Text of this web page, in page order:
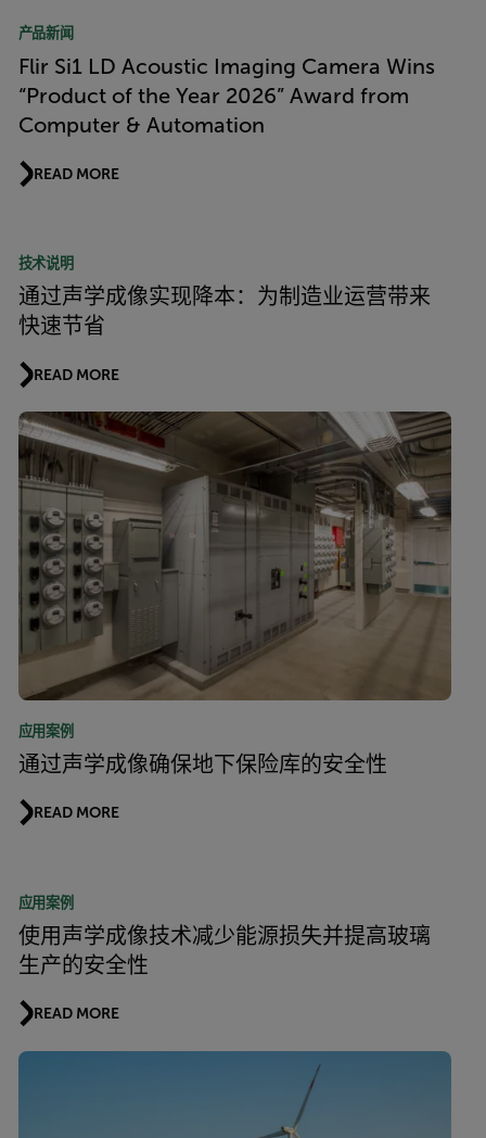
产品新闻
Flir Si1 LD Acoustic Imaging Camera Wins
“Product of the Year 2026” Award from
Computer & Automation
READ MORE
技术说明
通过声学成像实现降本：为制造业运营带来
快速节省
READ MORE
应用案例
通过声学成像确保地下保险库的安全性
READ MORE
应用案例
使用声学成像技术减少能源损失并提高玻璃
生产的安全性
READ MORE